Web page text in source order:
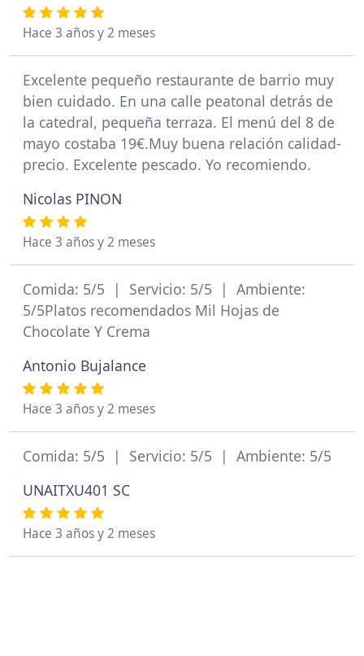
Hace 3 años y 2 meses
Excelente pequeño restaurante de barrio muy
bien cuidado. En una calle peatonal detrás de
la catedral, pequeña terraza. El menú del 8 de
mayo costaba 19€.Muy buena relación calidad-
precio. Excelente pescado. Yo recomiendo.
Nicolas PINON
Hace 3 años y 2 meses
Comida: 5/5 | Servicio: 5/5 | Ambiente:
5/5Platos recomendados Mil Hojas de
Chocolate Y Crema
Antonio Bujalance
Hace 3 años y 2 meses
Comida: 5/5 | Servicio: 5/5 | Ambiente: 5/5
UNAITXU401 SC
Hace 3 años y 2 meses